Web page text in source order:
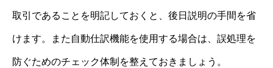
取引であることを明記しておくと、後日説明の手間を省
けます。また自動仕訳機能を使用する場合は、誤処理を
防ぐためのチェック体制を整えておきましょう。